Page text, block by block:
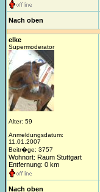
Nach oben
elke
Supermoderator
Alter: 59
Anmeldungsdatum:
11.01.2007
Beitr�ge: 3757
Wohnort: Raum Stuttgart
Entfernung: 0 km
Nach oben